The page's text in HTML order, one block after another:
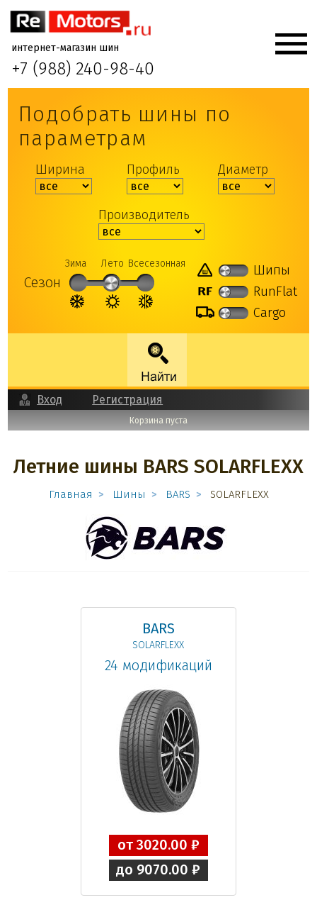
интернет-магазин шин
+7 (988) 240-98-40
Подобрать шины по
параметрам
Ширина Профиль Диаметр
Производитель
Сезон
Зима Лето Всесезонная
Шипы
RunFlat
Cargo
Вход Регистрация
Корзина пуста
Летние шины BARS SOLARFLEXX
Главная Шины BARS SOLARFLEXX
BARS
SOLARFLEXX
24 модификаций
от 3020.00 ₽
до 9070.00 ₽